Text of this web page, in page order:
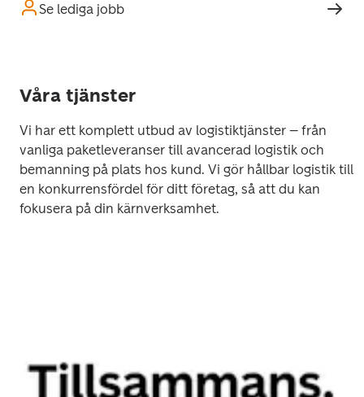
Se lediga jobb
Våra tjänster
Vi har ett komplett utbud av logistiktjänster – från
vanliga paketleveranser till avancerad logistik och
bemanning på plats hos kund. Vi gör hållbar logistik till
en konkurrensfördel för ditt företag, så att du kan
fokusera på din kärnverksamhet.